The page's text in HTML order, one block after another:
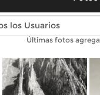
Fotos antiguas
Últimas fotos